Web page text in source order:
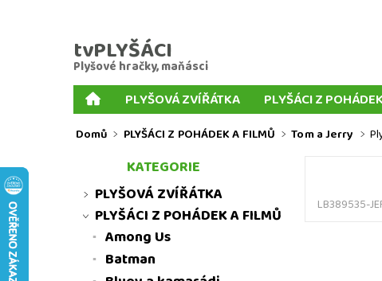
tvPLYŠÁCI
Plyšové hračky, maňásci
PLYŠOVÁ ZVÍŘÁTKA PLYŠÁCI Z
PLYŠOVÉ KLÍČENKY
PLYŠOVÍ PSI
MNOŽSTEVNÍ SLEVY
Domů PLYŠÁCI Z POHÁDEK A FILMŮ Tom a Jerry
LB389535-
KATEGORIE
PLYŠOVÁ ZVÍŘÁTKA
PLYŠÁCI Z POHÁDEK A FILMŮ
Among Us
Batman